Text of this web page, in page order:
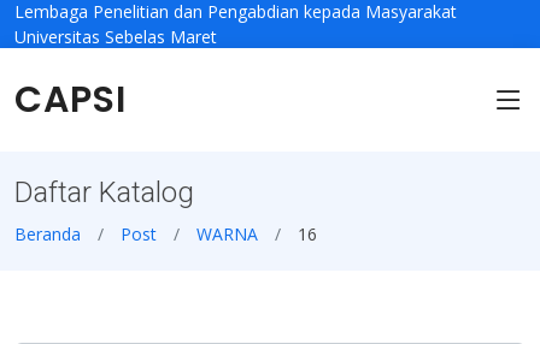
Lembaga Penelitian dan Pengabdian kepada Masyarakat
Universitas Sebelas Maret
CAPSI
Daftar Katalog
Beranda Post WARNA 16